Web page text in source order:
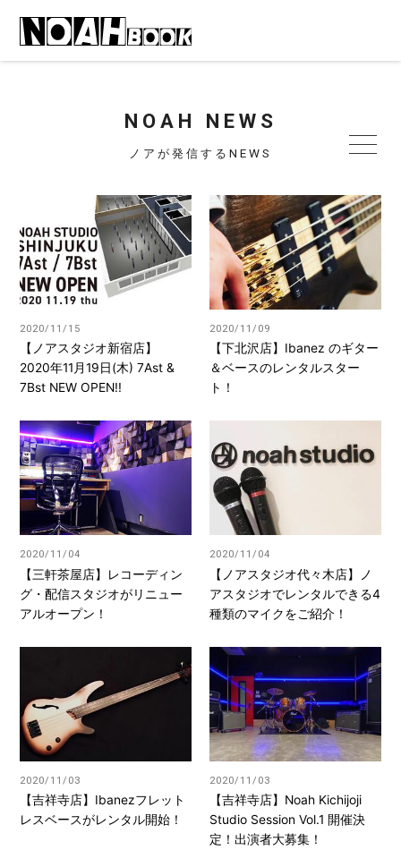
NOAH NEWS
ノアが発信するNEWS
2020/11/15
【ノアスタジオ新宿店】
2020年11月19日(木) 7Ast &
7Bst NEW OPEN!!
2020/11/09
【下北沢店】Ibanez のギター
＆ベースのレンタルスター
ト！
2020/11/04
【三軒茶屋店】レコーディン
グ・配信スタジオがリニュー
アルオープン！
2020/11/04
【ノアスタジオ代々木店】ノ
アスタジオでレンタルできる4
種類のマイクをご紹介！
2020/11/03
【吉祥寺店】Ibanezフレット
レスベースがレンタル開始！
2020/11/03
【吉祥寺店】Noah Kichijoji
Studio Session Vol.1 開催決
定！出演者大募集！